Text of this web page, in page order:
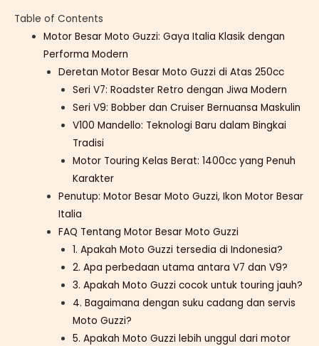
Table of Contents
Motor Besar Moto Guzzi: Gaya Italia Klasik dengan
Performa Modern
Deretan Motor Besar Moto Guzzi di Atas 250cc
Seri V7: Roadster Retro dengan Jiwa Modern
Seri V9: Bobber dan Cruiser Bernuansa Maskulin
V100 Mandello: Teknologi Baru dalam Bingkai
Tradisi
Motor Touring Kelas Berat: 1400cc yang Penuh
Karakter
Penutup: Motor Besar Moto Guzzi, Ikon Motor Besar
Italia
FAQ Tentang Motor Besar Moto Guzzi
1. Apakah Moto Guzzi tersedia di Indonesia?
2. Apa perbedaan utama antara V7 dan V9?
3. Apakah Moto Guzzi cocok untuk touring jauh?
4. Bagaimana dengan suku cadang dan servis
Moto Guzzi?
5. Apakah Moto Guzzi lebih unggul dari motor